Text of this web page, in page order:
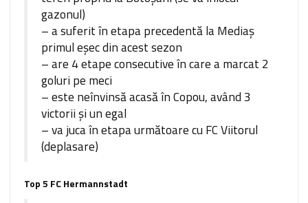
gazonul)
– a suferit în etapa precedentă la Mediaş
primul eşec din acest sezon
– are 4 etape consecutive în care a marcat 2
goluri pe meci
– este neînvinsă acasă în Copou, având 3
victorii şi un egal
– va juca în etapa următoare cu FC Viitorul
(deplasare)
Top 5 FC Hermannstadt